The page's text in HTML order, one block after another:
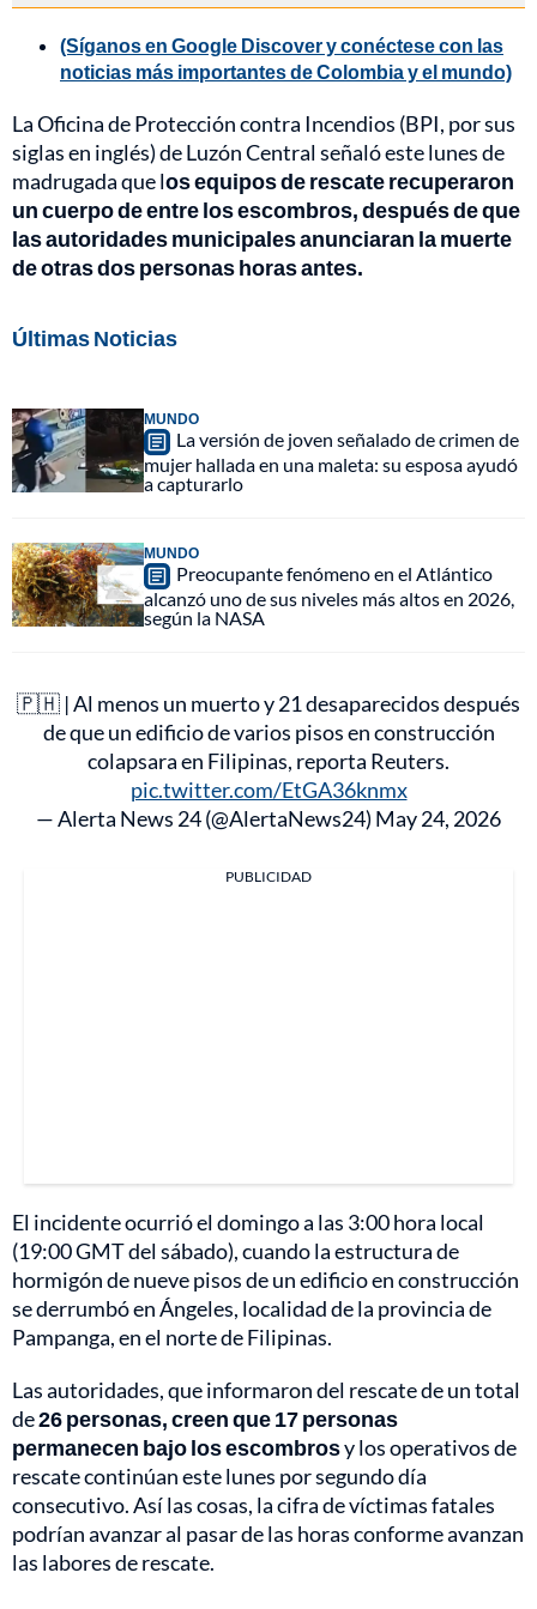
(Síganos en Google Discover y conéctese con las
noticias más importantes de Colombia y el mundo)
La Oficina de Protección contra Incendios (BPI, por sus
siglas en inglés) de Luzón Central señaló este lunes de
madrugada que los equipos de rescate recuperaron
un cuerpo de entre los escombros, después de que
las autoridades municipales anunciaran la muerte
de otras dos personas horas antes.
Últimas Noticias
MUNDO
La versión de joven señalado de crimen de
mujer hallada en una maleta: su esposa ayudó
a capturarlo
MUNDO
Preocupante fenómeno en el Atlántico
alcanzó uno de sus niveles más altos en 2026,
según la NASA
🇵🇭 | Al menos un muerto y 21 desaparecidos después
de que un edificio de varios pisos en construcción
colapsara en Filipinas, reporta Reuters.
pic.twitter.com/EtGA36knmx
— Alerta News 24 (@AlertaNews24) May 24, 2026
PUBLICIDAD
El incidente ocurrió el domingo a las 3:00 hora local
(19:00 GMT del sábado), cuando la estructura de
hormigón de nueve pisos de un edificio en construcción
se derrumbó en Ángeles, localidad de la provincia de
Pampanga, en el norte de Filipinas.
Las autoridades, que informaron del rescate de un total
de26 personas, creen que 17 personas
permanecen bajo los escombrosy los operativos de
rescate continúan este lunes por segundo día
consecutivo. Así las cosas, la cifra de víctimas fatales
podrían avanzar al pasar de las horas conforme avanzan
las labores de rescate.